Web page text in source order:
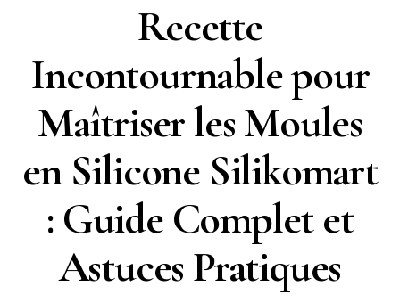
Recette
Incontournable pour
Maîtriser les Moules
en Silicone Silikomart
: Guide Complet et
Astuces Pratiques